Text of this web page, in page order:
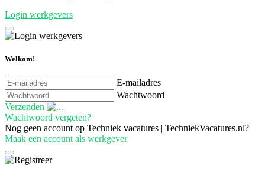
Login werkgevers
Welkom!
E-mailadres
Wachtwoord
Verzenden
Wachtwoord vergeten?
Nog geen account op Techniek vacatures | TechniekVacatures.nl?
Maak een account als werkgever